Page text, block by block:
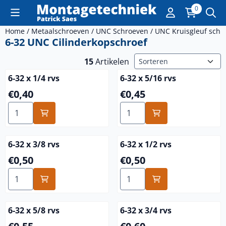
Cookievoorkeuren zijn momenteel gesloten. 0
Home / Metaalschroeven / UNC Schroeven / UNC Kruisgleuf
6-32 UNC Cilinderkopschroef
15Artikelen Sorteermethode
6-32 x 1/4 rvs
Prijs: 0,40
€0,40
Aantal kiezen voor 6-32 x 1/4 rvs
6-32 x 5/16 rvs
Prijs: 0,45
€0,45
Aantal kiezen voor 6-32 x 5/
6-32 x 3/8 rvs
Prijs: 0,50
€0,50
Aantal kiezen voor 6-32 x 3/8 rvs
6-32 x 1/2 rvs
Prijs: 0,50
€0,50
Aantal kiezen voor 6-32 x 1/
6-32 x 5/8 rvs
6-32 x 3/4 rvs